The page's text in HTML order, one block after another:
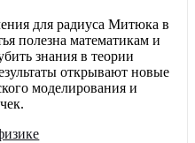
для радиуса Митюка в
полезна математикам и
знания в теории
открывают новые
моделирования и